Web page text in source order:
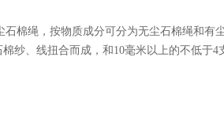
石棉绳，按物质成分可分为无尘石棉绳和有
纱、线扭合而成，和10毫米以上的不低于4